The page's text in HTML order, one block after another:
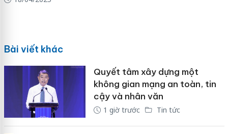
Bài viết khác
Quyết tâm xây dựng một
không gian mạng an toàn, tin
cậy và nhân văn
1 giờ trước Tin tức